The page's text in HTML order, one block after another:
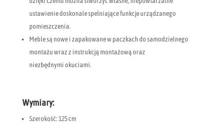
ustawienie doskonale spełniające funkcje urządzanego
pomieszczenia.
Meble są nowe i zapakowane w paczkach do samodzielnego
montażu wraz z instrukcją montażową oraz
niezbędnymi okuciami.
Wymiary:
Szerokość: 125 cm